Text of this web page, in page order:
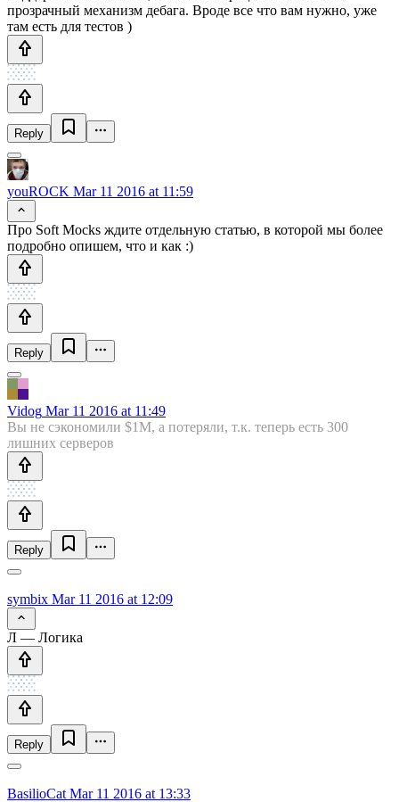
прозрачный механизм дебага. Вроде все что вам нужно, уже
там есть для тестов )
Reply
youROCK Mar 11 2016 at 11:59
Про Soft Mocks ждите отдельную статью, в которой мы более
подробно опишем, что и как :)
Reply
Vidog Mar 11 2016 at 11:49
Вы не сэкономили $1M, а потеряли, т.к. теперь есть 300
лишних серверов
Reply
symbix Mar 11 2016 at 12:09
Л — Логика
Reply
BasilioCat Mar 11 2016 at 13:33